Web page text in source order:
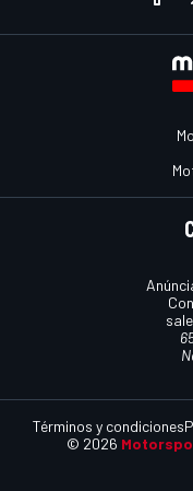
© 2026
Términos y condiciones